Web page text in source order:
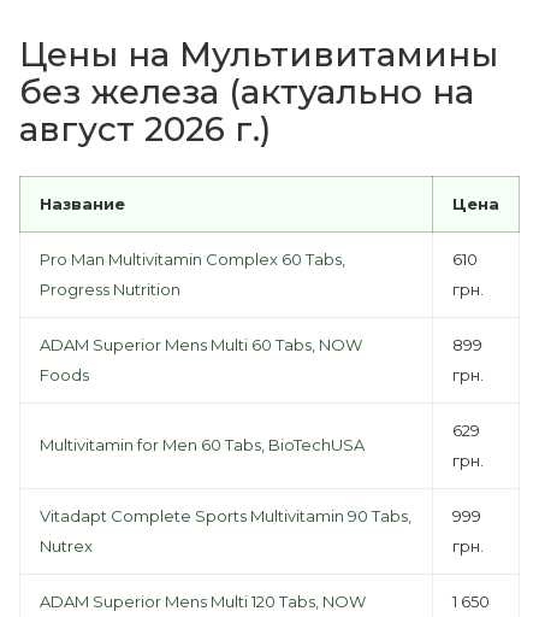
Цены на Мультивитамины
без железа (актуально на
август 2026 г.)
Название Цена
Pro Man Multivitamin Complex 60 Tabs,
Progress Nutrition
610
грн.
ADAM Superior Mens Multi 60 Tabs, NOW
Foods
899
грн.
Multivitamin for Men 60 Tabs, BioTechUSA
629
грн.
Vitadapt Complete Sports Multivitamin 90 Tabs,
Nutrex
999
грн.
ADAM Superior Mens Multi 120 Tabs, NOW
1 650